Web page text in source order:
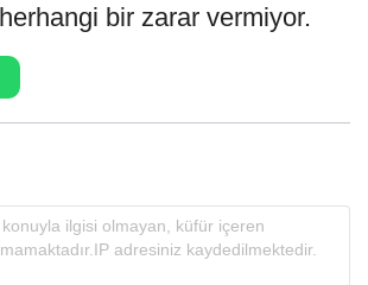
bir zarar vermiyor.